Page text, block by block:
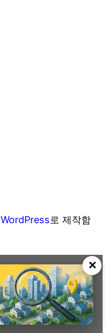
WordPress로 제작함
✕